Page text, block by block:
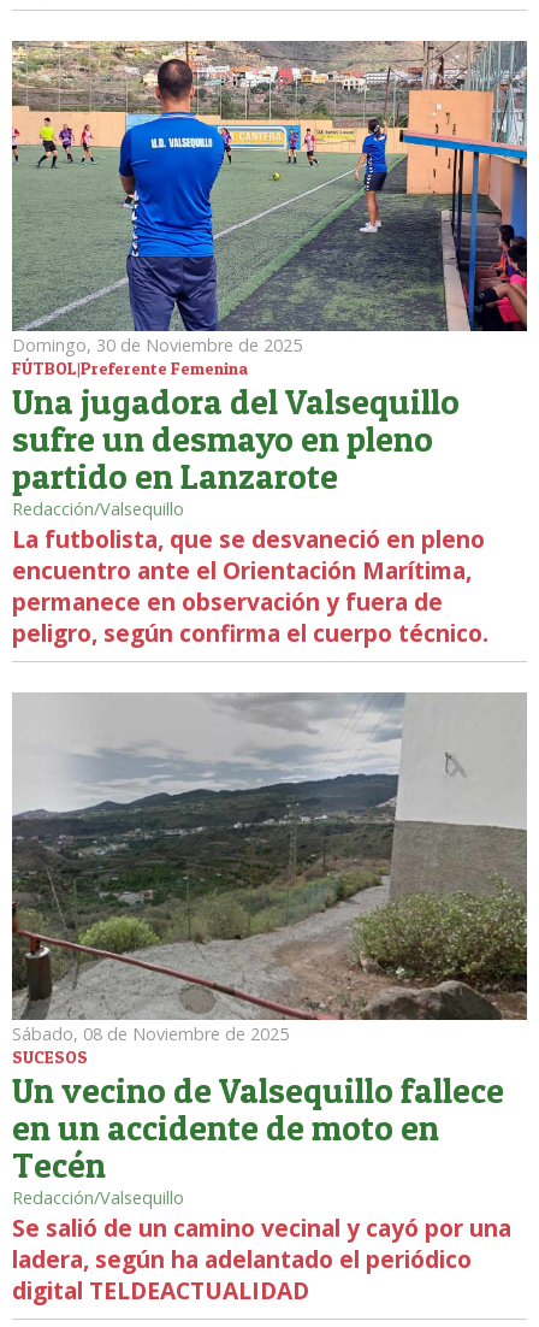
Domingo, 30 de Noviembre de 2025
FÚTBOL|Preferente Femenina
Una jugadora del Valsequillo
sufre un desmayo en pleno
partido en Lanzarote
Redacción/Valsequillo
La futbolista, que se desvaneció en pleno
encuentro ante el Orientación Marítima,
permanece en observación y fuera de
peligro, según confirma el cuerpo técnico.
Sábado, 08 de Noviembre de 2025
SUCESOS
Un vecino de Valsequillo fallece
en un accidente de moto en
Tecén
Redacción/Valsequillo
Se salió de un camino vecinal y cayó por una
ladera, según ha adelantado el periódico
digital TELDEACTUALIDAD